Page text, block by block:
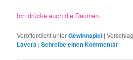
Ich drücke euch die Daumen.
Veröffentlicht unterGewinnspiel |
Lavera |Schreibe einen Kommentar